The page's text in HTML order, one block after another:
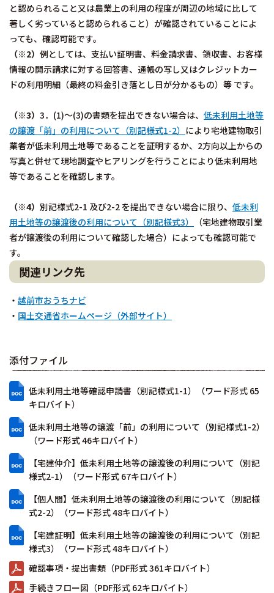
と認められること又は農業上の利用の程度が周辺の地域に比して
著しく劣っていると認められること）が確認されていることによ
っても、確認可能です。
（※2） 例としては、支払い証明書、料金請求書、領収書、お客様
情報の開示請求に対する回答書、通帳の写し又はクレジットカー
ドの利用明細（最終の料金引き落とし日が分かるもの）等 です。
（※3） 3．(1)～(3)の書類を提出できない場合は、 低未利用土地等
の譲渡「前」の利用について（別記様式1-2） により宅地建物取引
業者が低未利用土地等であることを証明するか、2方向以上からの
写真と併せて現地調査やヒアリングを行うことにより低未利用地
等であることを確認します。
（※4） 別記様式2-1 及び2-2 を提出できない場合に限り、 低未利
用土地等の譲渡後の利用について（別記様式3）
（宅地建物取引業
者が譲渡後の利用について確認した場合）によっても確認可能で
す。
関連リンク先
・ 越前市おうちナビ
・ 国土交通省ホームページ（外部サイト）
添付ファイル
低未利用土地等確認申請書（別記様式1-1）（ワード形式 65
キロバイト）
低未利用土地等の譲渡「前」の利用について（別記様式1-2）
（ワード形式 46キロバイト）
【宅建仲介】低未利用土地等の譲渡後の利用について（別記
様式2-1）（ワード形式 67キロバイト）
【個人間】低未利用土地等の譲渡後の利用について（別記様
式2-2）（ワード形式 48キロバイト）
【宅建証明】低未利用土地等の譲渡後の利用について（別記
様式3）（ワード形式 48キロバイト）
確認事項・提出書類（PDF形式 361キロバイト）
手続きフロー図（PDF形式 62キロバイト）